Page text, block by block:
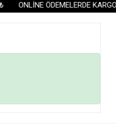
ONLİNE ÖDEMELERDE